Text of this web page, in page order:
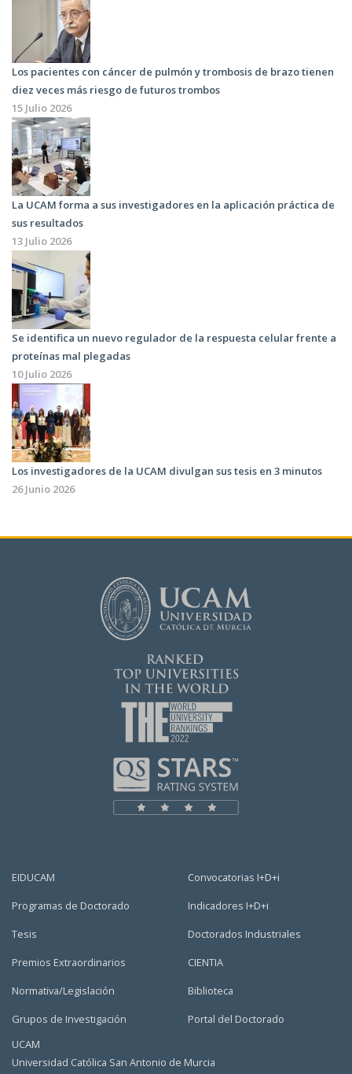
Los pacientes con cáncer de pulmón y trombosis de brazo tienen
diez veces más riesgo de futuros trombos
15 Julio 2026
La UCAM forma a sus investigadores en la aplicación práctica de
sus resultados
13 Julio 2026
Se identifica un nuevo regulador de la respuesta celular frente a
proteínas mal plegadas
10 Julio 2026
Los investigadores de la UCAM divulgan sus tesis en 3 minutos
26 Junio 2026
EIDUCAM
Programas de Doctorado
Tesis
Premios Extraordinarios
Normativa/Legislación
Grupos de Investigación
Convocatorias I+D+i
Indicadores I+D+i
Doctorados Industriales
CIENTIA
Biblioteca
Portal del Doctorado
UCAM
Universidad Católica San Antonio de Murcia